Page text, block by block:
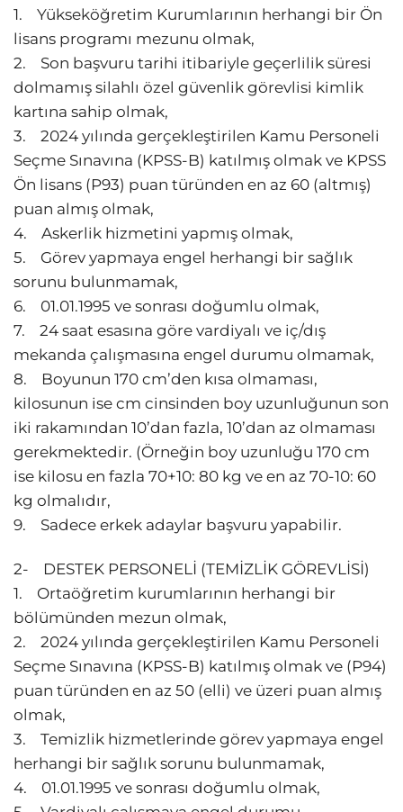
1. Yükseköğretim Kurumlarının herhangi bir Ön
lisans programı mezunu olmak,
2. Son başvuru tarihi itibariyle geçerlilik süresi
dolmamış silahlı özel güvenlik görevlisi kimlik
kartına sahip olmak,
3. 2024 yılında gerçekleştirilen Kamu Personeli
Seçme Sınavına (KPSS-B) katılmış olmak ve KPSS
Ön lisans (P93) puan türünden en az 60 (altmış)
puan almış olmak,
4. Askerlik hizmetini yapmış olmak,
5. Görev yapmaya engel herhangi bir sağlık
sorunu bulunmamak,
6. 01.01.1995 ve sonrası doğumlu olmak,
7. 24 saat esasına göre vardiyalı ve iç/dış
mekanda çalışmasına engel durumu olmamak,
8. Boyunun 170 cm’den kısa olmaması,
kilosunun ise cm cinsinden boy uzunluğunun son
iki rakamından 10’dan fazla, 10’dan az olmaması
gerekmektedir. (Örneğin boy uzunluğu 170 cm
ise kilosu en fazla 70+10: 80 kg ve en az 70-10: 60
kg olmalıdır,
9. Sadece erkek adaylar başvuru yapabilir.
2- DESTEK PERSONELİ (TEMİZLİK GÖREVLİSİ)
1. Ortaöğretim kurumlarının herhangi bir
bölümünden mezun olmak,
2. 2024 yılında gerçekleştirilen Kamu Personeli
Seçme Sınavına (KPSS-B) katılmış olmak ve (P94)
puan türünden en az 50 (elli) ve üzeri puan almış
olmak,
3. Temizlik hizmetlerinde görev yapmaya engel
herhangi bir sağlık sorunu bulunmamak,
4. 01.01.1995 ve sonrası doğumlu olmak,